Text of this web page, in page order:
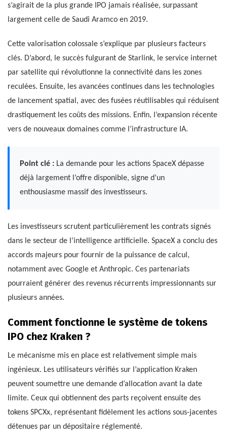
s’agirait de la plus grande IPO jamais réalisée, surpassant
largement celle de Saudi Aramco en 2019.
Cette valorisation colossale s’explique par plusieurs facteurs
clés. D’abord, le succès fulgurant de Starlink, le service internet
par satellite qui révolutionne la connectivité dans les zones
reculées. Ensuite, les avancées continues dans les technologies
de lancement spatial, avec des fusées réutilisables qui réduisent
drastiquement les coûts des missions. Enfin, l’expansion récente
vers de nouveaux domaines comme l’infrastructure IA.
Point clé : La demande pour les actions SpaceX dépasse
déjà largement l’offre disponible, signe d’un
enthousiasme massif des investisseurs.
Les investisseurs scrutent particulièrement les contrats signés
dans le secteur de l’intelligence artificielle. SpaceX a conclu des
accords majeurs pour fournir de la puissance de calcul,
notamment avec Google et Anthropic. Ces partenariats
pourraient générer des revenus récurrents impressionnants sur
plusieurs années.
Comment fonctionne le système de tokens
IPO chez Kraken ?
Le mécanisme mis en place est relativement simple mais
ingénieux. Les utilisateurs vérifiés sur l’application Kraken
peuvent soumettre une demande d’allocation avant la date
limite. Ceux qui obtiennent des parts reçoivent ensuite des
tokens SPCXx, représentant fidèlement les actions sous-jacentes
détenues par un dépositaire réglementé.